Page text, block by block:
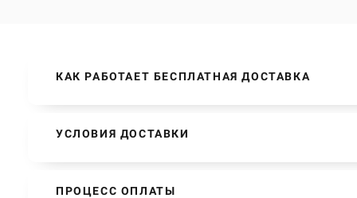
КАК РАБОТАЕТ БЕСПЛАТНАЯ ДОСТАВКА
УСЛОВИЯ ДОСТАВКИ
ПРОЦЕСС ОПЛАТЫ